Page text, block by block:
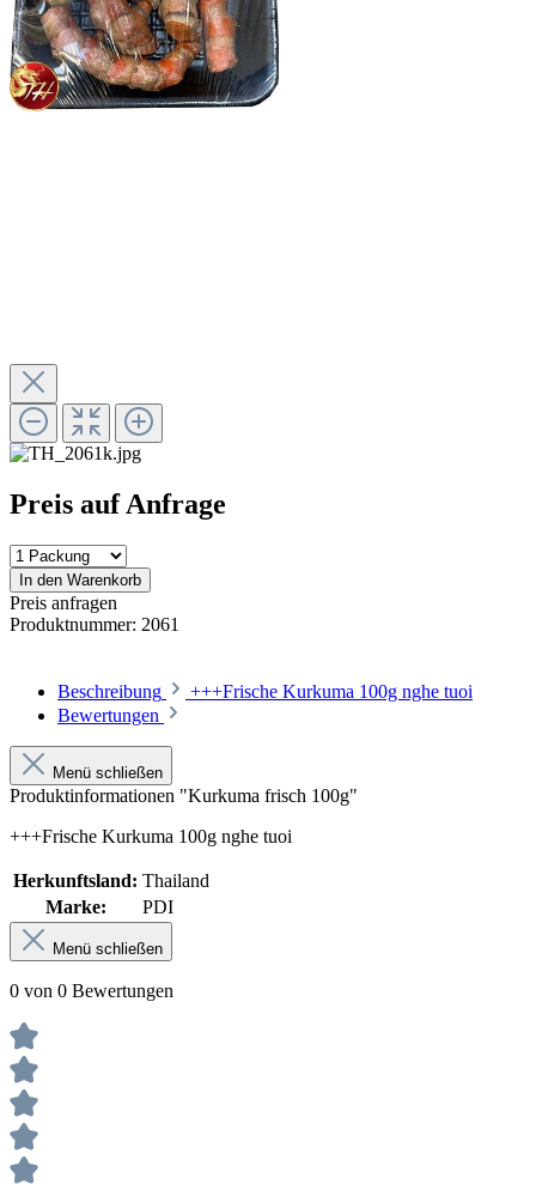
Preis auf Anfrage
In den Warenkorb
Preis anfragen
Produktnummer: 2061
Beschreibung
+++Frische Kurkuma 100g nghe tuoi
Bewertungen
Menü schließen
Produktinformationen "Kurkuma frisch 100g"
+++Frische Kurkuma 100g nghe tuoi
Herkunftsland: Thailand
Marke:
PDI
Menü schließen
0 von 0 Bewertungen